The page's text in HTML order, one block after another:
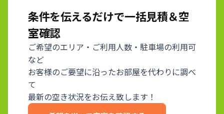
条件を伝えるだけで一括見積＆空
室確認
ご希望のエリア・ご利用人数・駐車場の利用可
など
お客様のご要望に沿ったお部屋を代わりに調べ
て
最新の空き状況をお伝え致します！